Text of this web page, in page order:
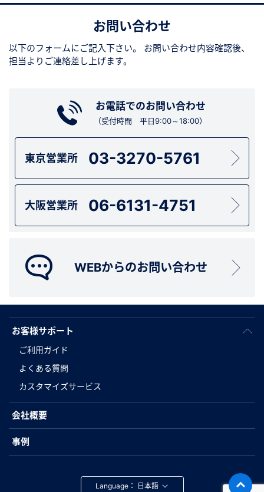
お問い合わせ
以下のフォームにご記入下さい。
お問い合わせ内容確認後、
担当よりご連絡差し上げます。
お電話でのお問い合わせ
（受付時間 平日9:00～18:00）
東京営業所 03-3270-5761
大阪営業所 06-6131-4751
WEBからのお問い合わせ
お客様サポート
ご利用ガイド
よくある質問
カスタマイズサービス
会社概要
事例
Language：